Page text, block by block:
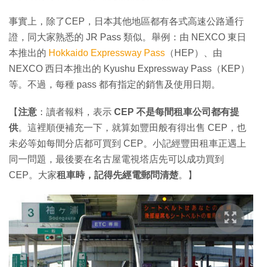
事實上，除了CEP，日本其他地區都有各式高速公路通行
證，同大家熟悉的 JR Pass 類似。舉例：由 NEXCO 東日
本推出的 Hokkaido Expressway Pass （HEP）、由
NEXCO 西日本推出的 Kyushu Expressway Pass（KEP）
等。不過，每種 pass 都有指定的銷售及使用日期。
【注意 ：讀者報料，表示 CEP 不是每間租車公司都有提
供。這裡順便補充一下，就算如豐田般有得出售 CEP，也
未必等如每間分店都可買到 CEP。小記經豐田租車正遇上
同一問題，最後要在名古屋電視塔店先可以成功買到
CEP。大家租車時，記得先經電郵問清楚。】